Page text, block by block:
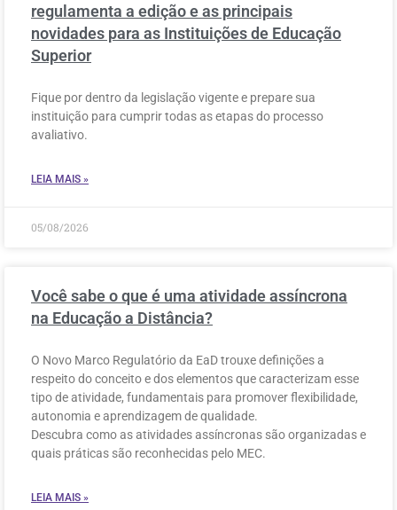
regulamenta a edição e as principais
novidades para as Instituições de Educação
Superior
Fique por dentro da legislação vigente e prepare sua
instituição para cumprir todas as etapas do processo
avaliativo.
LEIA MAIS »
05/08/2026
Você sabe o que é uma atividade assíncrona
na Educação a Distância?
O Novo Marco Regulatório da EaD trouxe definições a
respeito do conceito e dos elementos que caracterizam esse
tipo de atividade, fundamentais para promover flexibilidade,
autonomia e aprendizagem de qualidade.
Descubra como as atividades assíncronas são organizadas e
quais práticas são reconhecidas pelo MEC.
LEIA MAIS »